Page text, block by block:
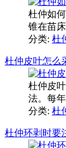
杜仲如
锥在苗
分类: 杜
杜仲皮叶怎么
杜仲皮
法。每
分类: 杜
杜仲环剥时要